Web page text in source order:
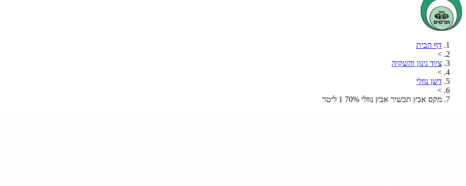
דף הבית
>
ציוד גינון והשקיה
>
דשן נוזלי
>
מקס אבץ תכשיר אבץ נוזלי 70% 1 ליטר